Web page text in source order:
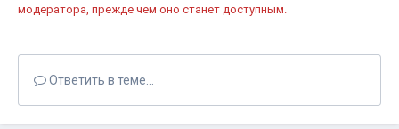
модератора, прежде чем оно станет доступным.
Ответить в теме...